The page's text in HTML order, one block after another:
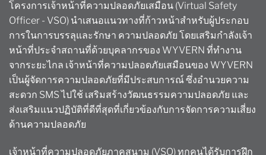
โครงการเจ้าหน้าที่ความปลอดภัยเสมือน (Virtual Safety
Officer - VSO) นำเสนอแนวทางที่ก้าวหน้าสำหรับผู้ประกอบ
การในการบรรลุและรักษา ความปลอดภัย โดยเสริมกำลังเจ้า
หน้าที่ประจำสถานที่ด้วยบุคลากรของ WYVERN ที่ทำงาน
จากระยะไกล เจ้าหน้าที่ความปลอดภัยเสมือนของ WYVERN
เป็นผู้จัดการความปลอดภัยที่มีประสบการณ์ ซึ่งอำนวยความ
สะดวก SMSไปใช้ เสริมสร้างวัฒนธรรมความปลอดภัย และ
ส่งเสริมแนวปฏิบัติที่ดีที่สุดที่เกี่ยวข้องกับการจัดการความเสี่ยง
ด้านความปลอดภัย
เจ้าหน้าที่ความปลอดภัยภาคสนาม (VSO) ทุกคนได้รับการฝึก